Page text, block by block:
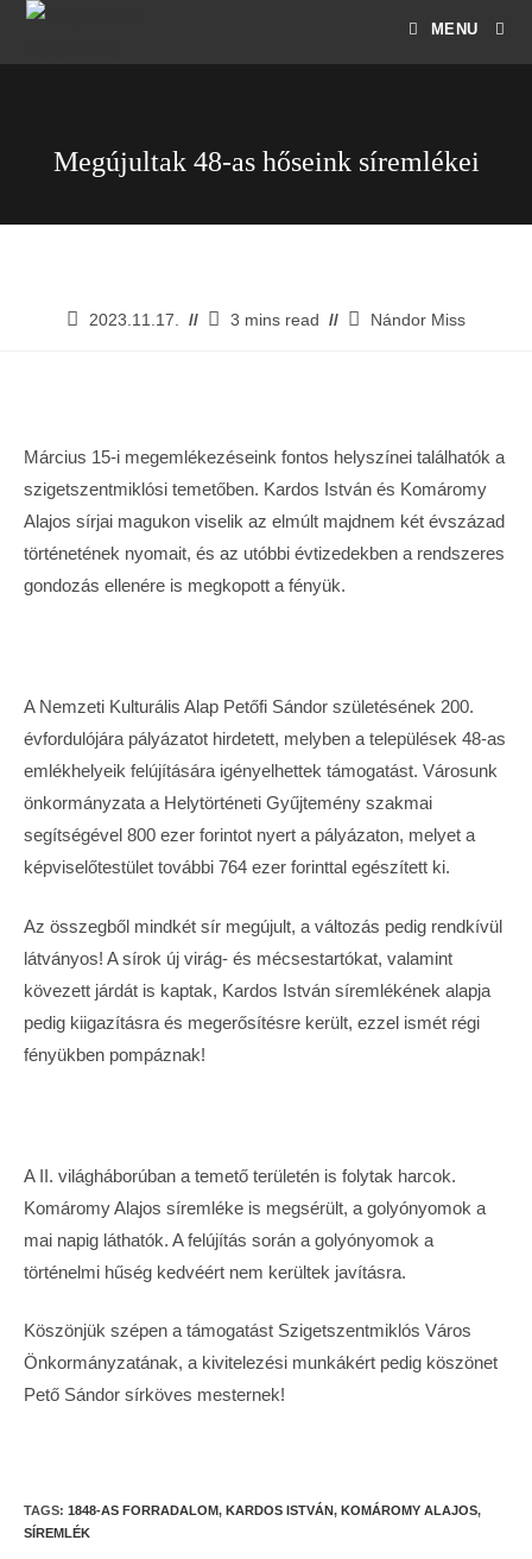
MENU
Megújultak 48-as hőseink síremlékei
2023.11.17. 3 mins read Nándor Miss
Március 15-i megemlékezéseink fontos helyszínei találhatók a
szigetszentmiklósi temetőben. Kardos István és Komáromy
Alajos sírjai magukon viselik az elmúlt majdnem két évszázad
történetének nyomait, és az utóbbi évtizedekben a rendszeres
gondozás ellenére is megkopott a fényük.
A Nemzeti Kulturális Alap Petőfi Sándor születésének 200.
évfordulójára pályázatot hirdetett, melyben a települések 48-as
emlékhelyeik felújítására igényelhettek támogatást. Városunk
önkormányzata a Helytörténeti Gyűjtemény szakmai
segítségével 800 ezer forintot nyert a pályázaton, melyet a
képviselőtestület további 764 ezer forinttal egészített ki.
Az összegből mindkét sír megújult, a változás pedig rendkívül
látványos! A sírok új virág- és mécsestartókat, valamint
kövezett járdát is kaptak, Kardos István síremlékének alapja
pedig kiigazításra és megerősítésre került, ezzel ismét régi
fényükben pompáznak!
A II. világháborúban a temető területén is folytak harcok.
Komáromy Alajos síremléke is megsérült, a golyónyomok a
mai napig láthatók. A felújítás során a golyónyomok a
történelmi hűség kedvéért nem kerültek javításra.
Köszönjük szépen a támogatást Szigetszentmiklós Város
Önkormányzatának, a kivitelezési munkákért pedig köszönet
Pető Sándor sírköves mesternek!
TAGS: 1848-AS FORRADALOM, KARDOS ISTVÁN, KOMÁROMY ALAJOS,
SÍREMLÉK